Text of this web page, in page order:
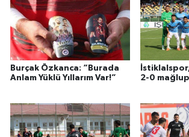
Burçak Özkanca: “Burada
Anlam Yüklü Yıllarım Var!”
2-0